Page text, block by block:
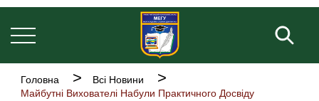
Перейти
до
основного
вмісту
Основна
Рядок
навіґації
Головна
Всі Новини
Майбутні Вихователі Набули Практичного Досвіду